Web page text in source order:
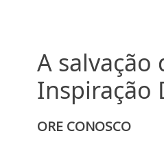
A salvação
Inspiração
ORE CONOSCO